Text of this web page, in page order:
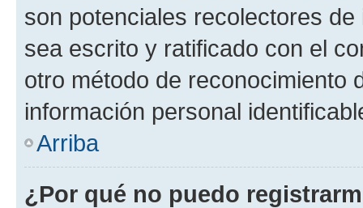
son potenciales recolectores
sea escrito y ratificado con el
otro método de reconocimiento
información personal
Arriba
¿Por qué no puedo